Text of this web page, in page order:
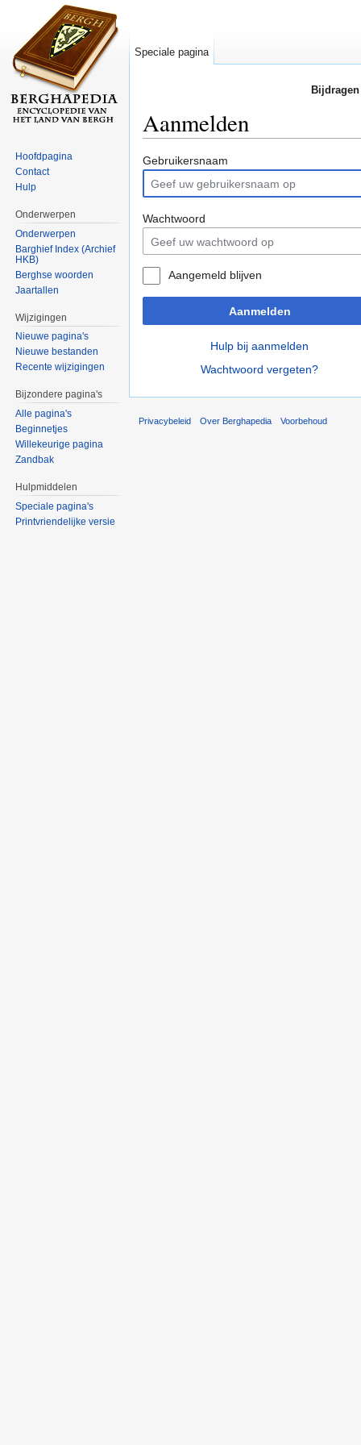
Aanmelden
Gebruikersnaam
Wachtwoord
Aangemeld blijven
Aanmelden
Hulp bij aanmelden
Wachtwoord vergeten?
Speciale pagina
Hoofdpagina
Contact
Hulp
Onderwerpen
Onderwerpen
Barghief Index (Archief
HKB)
Berghse woorden
Jaartallen
Wijzigingen
Nieuwe pagina's
Nieuwe bestanden
Recente wijzigingen
Bijzondere pagina's
Alle pagina's
Beginnetjes
Willekeurige pagina
Zandbak
Hulpmiddelen
Speciale pagina's
Printvriendelijke versie
Privacybeleid Over Berghapedia Voorbehoud